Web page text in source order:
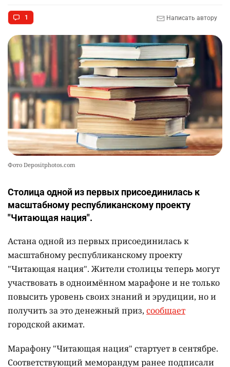
1 Написать автору
Фото Depositphotos.com
Столица одной из первых присоединилась к
масштабному республиканскому проекту
"Читающая нация".
Астана одной из первых присоединилась к
масштабному республиканскому проекту
"Читающая нация". Жители столицы теперь могут
участвовать в одноимённом марафоне и не только
повысить уровень своих знаний и эрудиции, но и
получить за это денежный приз, сообщает
городской акимат.
Марафону "Читающая нация" стартует в сентябре.
Соответствующий меморандум ранее подписали